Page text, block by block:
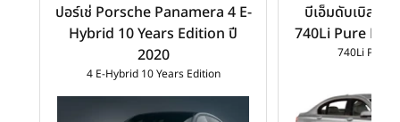
ปอร์เช่ Porsche Panamera 4 E-
Hybrid 10 Years Edition ปี
2020
4 E-Hybrid 10 Years Edition
บีเอ็มดับเบิลยู
740Li Pure
740Li Pure